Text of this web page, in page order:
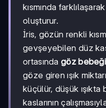
kısmında farklılaşarak
oluşturur.
İris, gözün renkli
gevşeyebilen düz
ortasında göz bebeği
göze giren ışık
küçülür, düşük ışıkta
kaslarının